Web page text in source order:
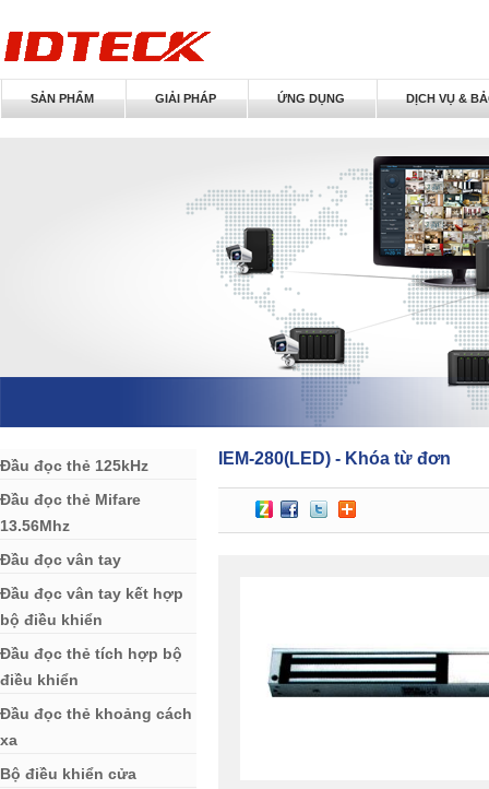
SẢN PHẨM GIẢI PHÁP ỨNG DỤNG DỊCH VỤ &
Đầu đọc thẻ 125kHz
Đầu đọc thẻ Mifare
13.56Mhz
Đầu đọc vân tay
Đầu đọc vân tay kết hợp
bộ điều khiển
Đầu đọc thẻ tích hợp bộ
điều khiển
Đầu đọc thẻ khoảng cách
xa
Bộ điều khiển cửa
IEM-280(LED) - Khóa từ đơn